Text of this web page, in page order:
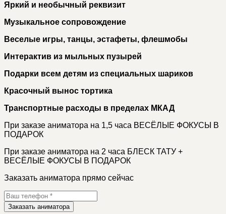
Яркий и необычный реквизит
Музыкальное сопровождение
Веселые игры, танцы, эстафеты, флешмобы
Интерактив из мыльных пузырей
Подарки всем детям из специальных шариков
Красочный вынос тортика
Транспортные расходы в пределах МКАД
При заказе аниматора на 1,5 часа ВЕСЁЛЫЕ ФОКУСЫ В
ПОДАРОК
При заказе аниматора на 2 часа БЛЕСК ТАТУ +
ВЕСЁЛЫЕ ФОКУСЫ В ПОДАРОК
Заказать аниматора прямо сейчас
Заказать аниматора